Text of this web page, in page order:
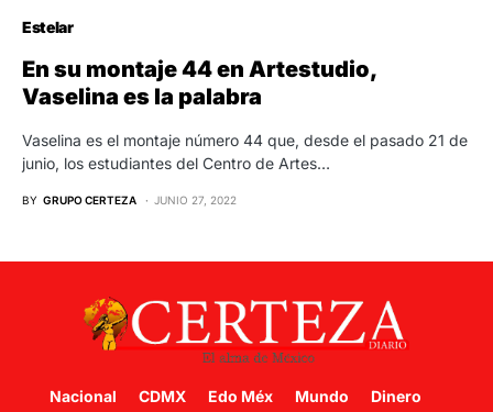
Estelar
En su montaje 44 en Artestudio,
Vaselina es la palabra
Vaselina es el montaje número 44 que, desde el pasado 21 de
junio, los estudiantes del Centro de Artes…
BY GRUPO CERTEZA JUNIO 27, 2022
Nacional CDMX Edo Méx Mundo Dinero